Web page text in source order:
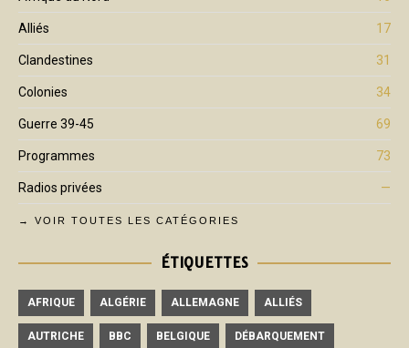
Alliés 17
Clandestines 31
Colonies 34
Guerre 39-45 69
Programmes 73
Radios privées —
→ VOIR TOUTES LES CATÉGORIES
ÉTIQUETTES
AFRIQUE ALGÉRIE ALLEMAGNE ALLIÉS
AUTRICHE BBC BELGIQUE DÉBARQUEMENT